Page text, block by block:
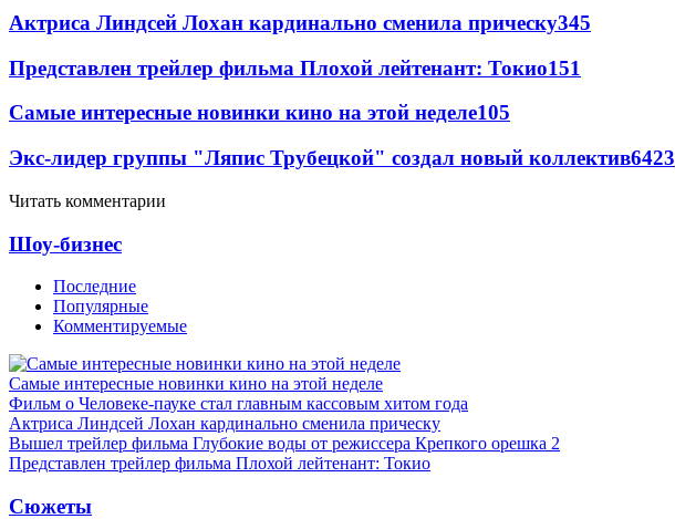
Актриса Линдсей Лохан кардинально сменила прическу345
Представлен трейлер фильма Плохой лейтенант: Токио151
Самые интересные новинки кино на этой неделе105
Экс-лидер группы "Ляпис Трубецкой" создал новый коллектив6423
Читать комментарии
Шоу-бизнес
Последние
Популярные
Комментируемые
Самые интересные новинки кино на этой неделе
Фильм о Человеке-пауке стал главным кассовым хитом года
Актриса Линдсей Лохан кардинально сменила прическу
Вышел трейлер фильма Глубокие воды от режиссера Крепкого орешка 2
Представлен трейлер фильма Плохой лейтенант: Токио
Сюжеты